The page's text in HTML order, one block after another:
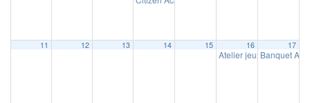
11 12 13 14 15 16
Atelier jeux de société
17
Banquet